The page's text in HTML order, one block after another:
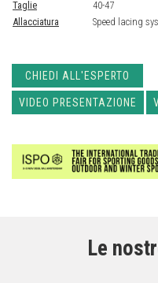
Taglie
40-47
Allacciatura
Speed lacing
CHIEDI ALL'ESPERTO
VIDEO PRESENTAZIONE
Le